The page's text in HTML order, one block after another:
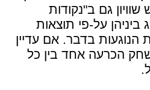
גם ב"נקודות
ביניהן על-פי תוצאות
הנוגעות בדבר. אם עדיין
הכרעה אחד בין כל